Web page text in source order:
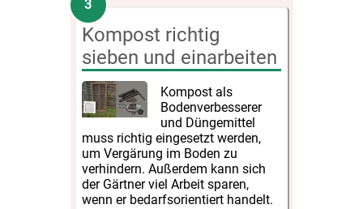
Kompost richtig
sieben und einarbeiten
Kompost als
Bodenverbesserer
und Düngemittel
muss richtig eingesetzt werden,
um Vergärung im Boden zu
verhindern. Außerdem kann sich
der Gärtner viel Arbeit sparen,
wenn er bedarfsorientiert handelt.